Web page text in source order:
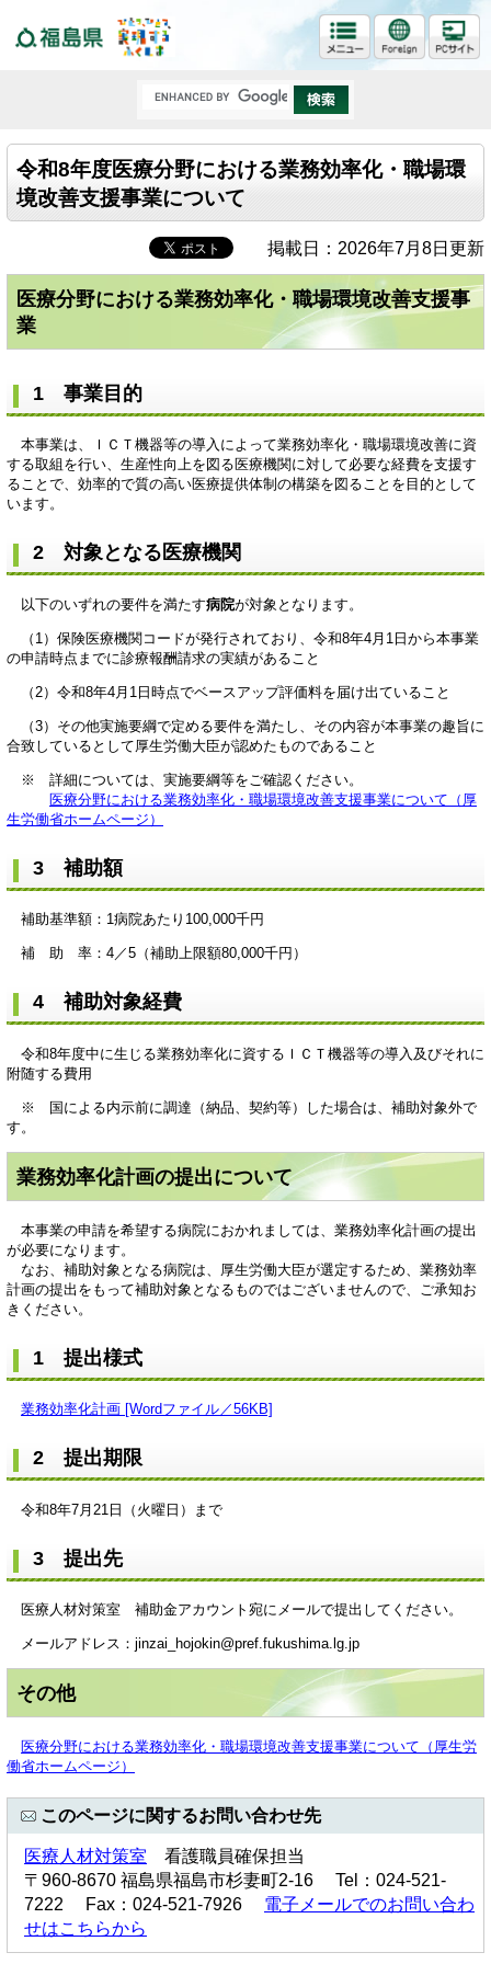
令和8年度医療分野における業務効率化・職場環
境改善支援事業について
掲載日：2026年7月8日更新
医療分野における業務効率化・職場環境改善支援事
業
1 事業目的
本事業は、ＩＣＴ機器等の導入によって業務効率化・職場環境改善に資
する取組を行い、生産性向上を図る医療機関に対して必要な経費を支援す
ることで、効率的で質の高い医療提供体制の構築を図ることを目的として
います。
2 対象となる医療機関
以下のいずれの要件を満たす病院が対象となります。
（1）保険医療機関コードが発行されており、令和8年4月1日から本事業
の申請時点までに診療報酬請求の実績があること
（2）令和8年4月1日時点でベースアップ評価料を届け出ていること
（3）その他実施要綱で定める要件を満たし、その内容が本事業の趣旨に
合致しているとして厚生労働大臣が認めたものであること
※ 詳細については、実施要綱等をご確認ください。
医療分野における業務効率化・職場環境改善支援事業について（厚
生労働省ホームページ）
3 補助額
補助基準額：1病院あたり100,000千円
補 助 率：4／5（補助上限額80,000千円）
4 補助対象経費
令和8年度中に生じる業務効率化に資するＩＣＴ機器等の導入及びそれに
附随する費用
※ 国による内示前に調達（納品、契約等）した場合は、補助対象外で
す。
業務効率化計画の提出について
本事業の申請を希望する病院におかれましては、業務効率化計画の提出
が必要になります。
なお、補助対象となる病院は、厚生労働大臣が選定するため、業務効率
計画の提出をもって補助対象となるものではございませんので、ご承知お
きください。
1 提出様式
業務効率化計画 [Wordファイル／56KB]
2 提出期限
令和8年7月21日（火曜日）まで
3 提出先
医療人材対策室 補助金アカウント宛にメールで提出してください。
メールアドレス：jinzai_hojokin@pref.fukushima.lg.jp
その他
医療分野における業務効率化・職場環境改善支援事業について（厚生労
働省ホームページ）
このページに関するお問い合わせ先
医療人材対策室 看護職員確保担当
〒960-8670 福島県福島市杉妻町2-16 Tel：024-521-
7222 Fax：024-521-7926 電子メールでのお問い合わ
せはこちらから